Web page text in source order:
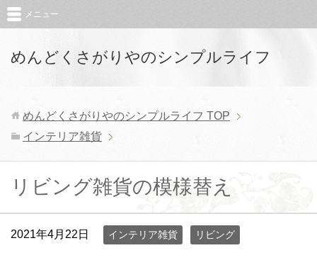
めんどくさがりやのシンプルライフ
メニュー
めんどくさがりやのシンプルライフ TOP
インテリア雑貨
リビング雑貨の模様替え
2021年4月22日 インテリア雑貨 リビング